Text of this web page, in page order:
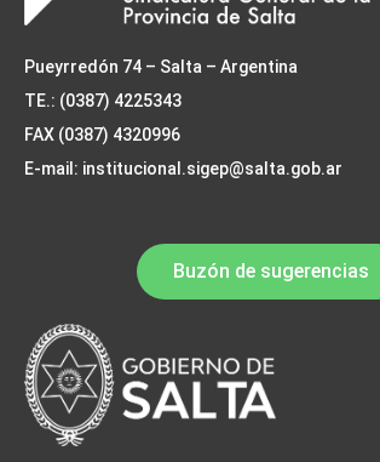
Pueyrredón 74 – Salta – Argentina
TE.: (0387) 4225343
FAX (0387) 4320996
E-mail: institucional.sigep@salta.gob.ar
Buzón de sugerencias